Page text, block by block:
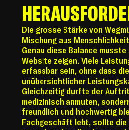
Die grosse Stärke von
Mischung aus
Genau diese Balance
Website zeigen. Viele
erfassbar sein, ohne dass
unübersichtlicher
Gleichzeitig durfte der
medizinisch anmuten,
freundlich und hochwertig
Fachgeschäft lebt, sollte die